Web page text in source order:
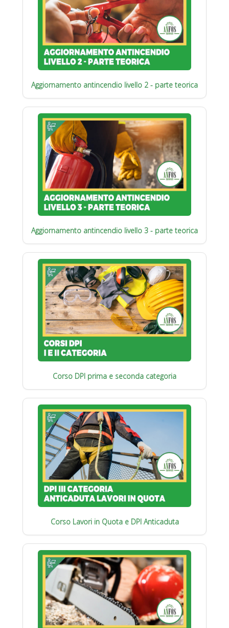
Aggiornamento antincendio livello 2 - parte teorica
Aggiornamento antincendio livello 3 - parte teorica
Corso DPI prima e seconda categoria
Corso Lavori in Quota e DPI Anticaduta